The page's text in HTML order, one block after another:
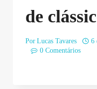
de
Por Lucas Tavares
6
0 Comentários